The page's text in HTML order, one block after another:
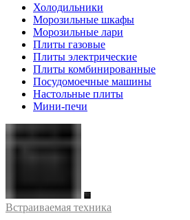
Холодильники
Морозильные шкафы
Морозильные лари
Плиты газовые
Плиты электрические
Плиты комбинированные
Посудомоечные машины
Настольные плиты
Мини-печи
Встраиваемая техника